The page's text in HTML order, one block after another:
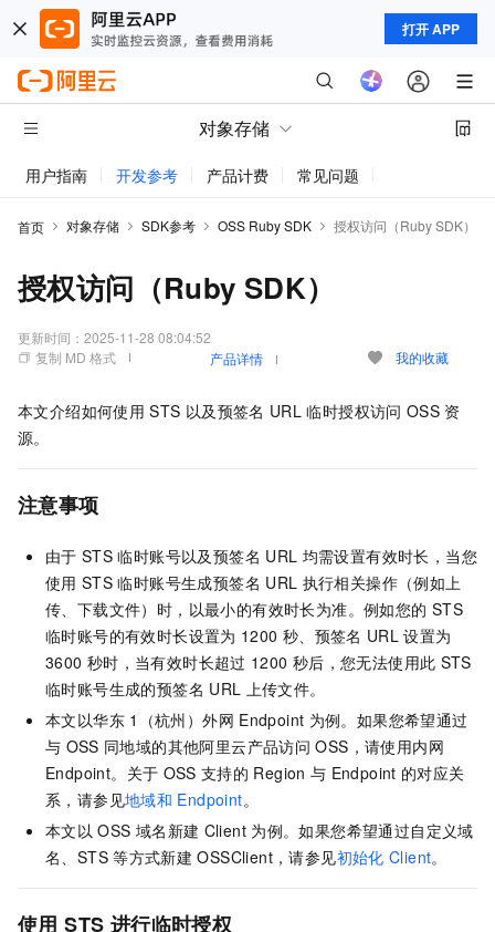
打开 APP
对象存储
用户指南 开发参考 产品计费 常见问题
首页 对象存储 SDK参考 OSS Ruby SDK 授权访问（Ruby SDK）
授权访问（Ruby SDK）
更新时间： 2025-11-28 08:04:52
复制 MD 格式
产品详情 我的收藏
本文介绍如何使用 STS 以及预签名 URL 临时授权访问 OSS 资
源。
注意事项
由于 STS 临时账号以及预签名 URL 均需设置有效时长，当您
使用 STS 临时账号生成预签名 URL 执行相关操作（例如上
传、下载文件）时，以最小的有效时长为准。例如您的 STS
临时账号的有效时长设置为 1200 秒、预签名 URL 设置为
3600 秒时，当有效时长超过 1200 秒后，您无法使用此 STS
临时账号生成的预签名 URL 上传文件。
本文以华东 1（杭州）外网 Endpoint 为例。如果您希望通过
与 OSS 同地域的其他阿里云产品访问 OSS，请使用内网
Endpoint。关于 OSS 支持的 Region 与 Endpoint 的对应关
系，请参见地域和 Endpoint。
本文以 OSS 域名新建 Client 为例。如果您希望通过自定义域
名、STS 等方式新建 OSSClient，请参见初始化 Client。
使用 STS 进行临时授权